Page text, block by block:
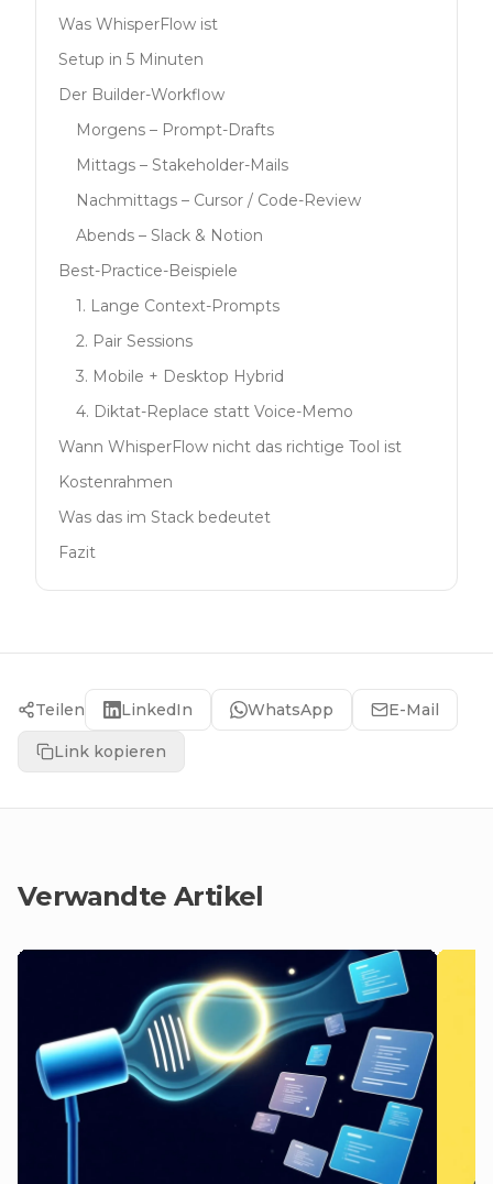
Was WhisperFlow ist
Setup in 5 Minuten
Der Builder-Workflow
Morgens – Prompt-Drafts
Mittags – Stakeholder-Mails
Nachmittags – Cursor / Code-Review
Abends – Slack & Notion
Best-Practice-Beispiele
1. Lange Context-Prompts
2. Pair Sessions
3. Mobile + Desktop Hybrid
4. Diktat-Replace statt Voice-Memo
Wann WhisperFlow nicht das richtige Tool ist
Kostenrahmen
Was das im Stack bedeutet
Fazit
Teilen LinkedIn WhatsApp E-Mail
Link kopieren
Verwandte Artikel